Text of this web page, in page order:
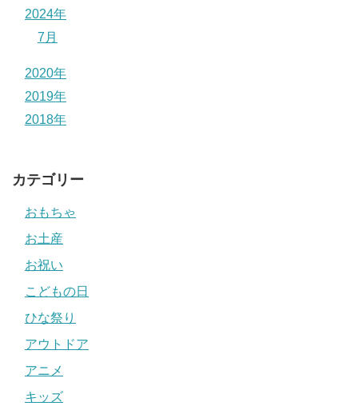
2024年
7月
2020年
2019年
2018年
カテゴリー
おもちゃ
お土産
お祝い
こどもの日
ひな祭り
アウトドア
アニメ
キッズ